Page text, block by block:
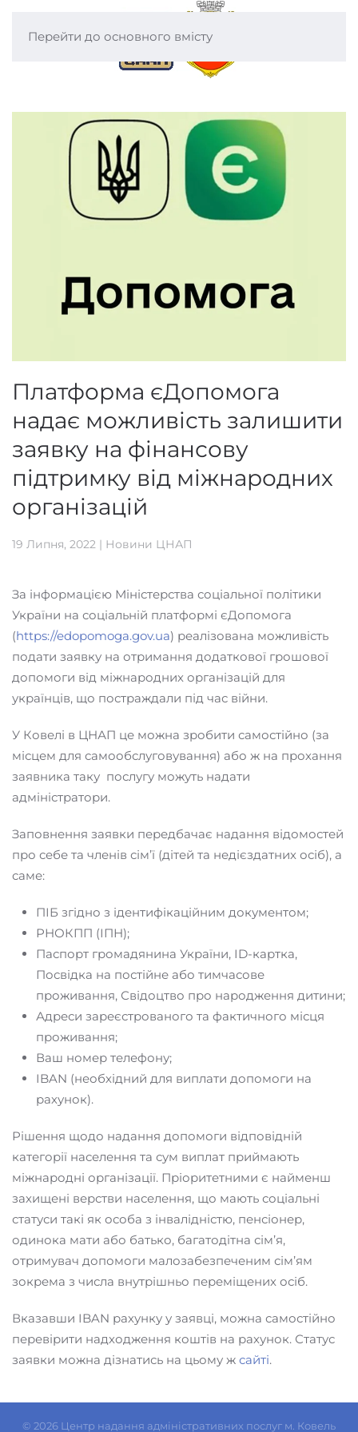
Перейти до основного вмісту
Платформа єДопомога
надає можливість залишити
заявку на фінансову
підтримку від міжнародних
організацій
19 Липня, 2022 | Новини ЦНАП
За інформацією Міністерства соціальної політики
України на соціальній платформі єДопомога
(https://edopomoga.gov.ua) реалізована можливість
подати заявку на отримання додаткової грошової
допомоги від міжнародних організацій для
українців, що постраждали під час війни.
У Ковелі в ЦНАП це можна зробити самостійно (за
місцем для самообслуговування) або ж на прохання
заявника таку послугу можуть надати
адміністратори.
Заповнення заявки передбачає надання відомостей
про себе та членів сім’ї (дітей та недієздатних осіб), а
саме:
ПІБ згідно з ідентифікаційним документом;
РНОКПП (ІПН);
Паспорт громадянина України, ID-картка,
Посвідка на постійне або тимчасове
проживання, Свідоцтво про народження дитини;
Адреси зареєстрованого та фактичного місця
проживання;
Ваш номер телефону;
IBAN (необхідний для виплати допомоги на
рахунок).
Рішення щодо надання допомоги відповідній
категорії населення та сум виплат приймають
міжнародні організації. Пріоритетними є найменш
захищені верстви населення, що мають соціальні
статуси такі як особа з інвалідністю, пенсіонер,
одинока мати або батько, багатодітна сім’я,
отримувач допомоги малозабезпеченим сім’ям
зокрема з числа внутрішньо переміщених осіб.
Вказавши IBAN рахунку у заявці, можна самостійно
перевірити надходження коштів на рахунок. Статус
заявки можна дізнатись на цьому ж сайті.
© 2026 Центр надання адміністративних послуг м. Ковель